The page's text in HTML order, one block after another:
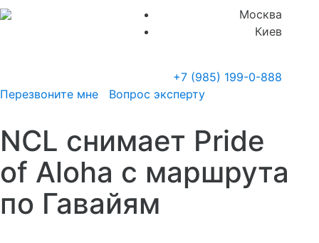
Москва
Киев
+7 (985) 199-0-888
Перезвоните мне
Вопрос эксперту
NCL снимает Pride
of Aloha с маршрута
по Гавайям